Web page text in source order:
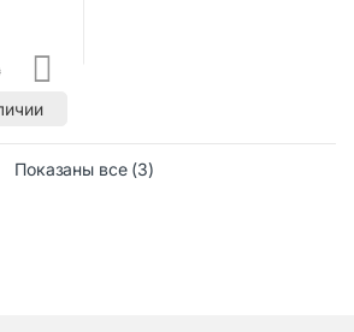
Показаны все (3)